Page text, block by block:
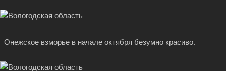
Онежское взморье в начале октября безумно красиво.